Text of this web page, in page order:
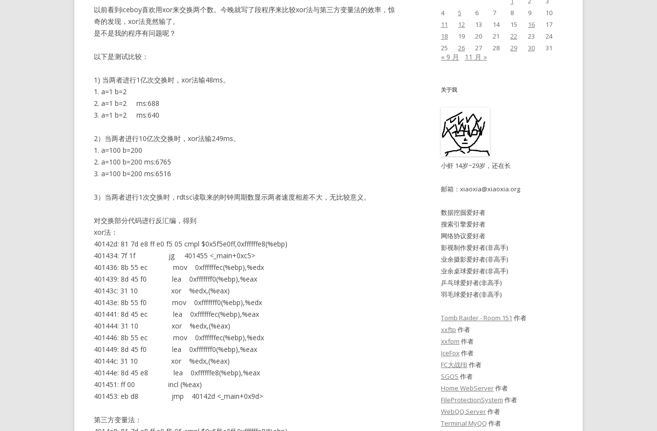
以前看到iceboy喜欢用xor来交换两个数。今晚就写了段程序来比较xor法与第三方变量法的效率，惊
奇的发现，xor法竟然输了。
是不是我的程序有问题呢？
以下是测试比较：
1) 当两者进行1亿次交换时，xor法输48ms。
1. a=1 b=2
2. a=1 b=2 ms:688
3. a=1 b=2 ms:640
2）当两者进行10亿次交换时，xor法输249ms。
1. a=100 b=200
2. a=100 b=200 ms:6765
3. a=100 b=200 ms:6516
3）当两者进行1次交换时，rdtsc读取来的时钟周期数显示两者速度相差不大，无比较意义。
对交换部分代码进行反汇编，得到
xor法：
40142d: 81 7d e8 ff e0 f5 05 cmpl $0x5f5e0ff,0xffffffe8(%ebp)
401434: 7f 1f jg 401455 <_main+0xc5>
401436: 8b 55 ec mov 0xffffffec(%ebp),%edx
401439: 8d 45 f0 lea 0xfffffff0(%ebp),%eax
40143c: 31 10 xor %edx,(%eax)
40143e: 8b 55 f0 mov 0xfffffff0(%ebp),%edx
401441: 8d 45 ec lea 0xffffffec(%ebp),%eax
401444: 31 10 xor %edx,(%eax)
401446: 8b 55 ec mov 0xffffffec(%ebp),%edx
401449: 8d 45 f0 lea 0xfffffff0(%ebp),%eax
40144c: 31 10 xor %edx,(%eax)
40144e: 8d 45 e8 lea 0xffffffe8(%ebp),%eax
401451: ff 00 incl (%eax)
401453: eb d8 jmp 40142d <_main+0x9d>
第三方变量法：
4
5 6 7 8 9
10
11
12 13 14 15 16
17
18
19 20 21 22 23
24
25
26 27 28 29 30 31
« 9 月 11 月 »
关于我
小虾 14岁~29岁，还在长
邮箱： xiaoxia@xiaoxia.org
数据挖掘爱好者
搜索引擎爱好者
网络协议爱好者
影视制作爱好者(非高手)
业余摄影爱好者(非高手)
业余桌球爱好者(非高手)
乒乓球爱好者(非高手)
羽毛球爱好者(非高手)
Tomb Raider - Room 151 作者
xxftp 作者
xxfpm 作者
IceFox作者
FC大战FB 作者
SGOS 作者
Home WebServer作者
FileProtectionSystem 作者
WebQQ Server作者
Terminal MyQQ 作者